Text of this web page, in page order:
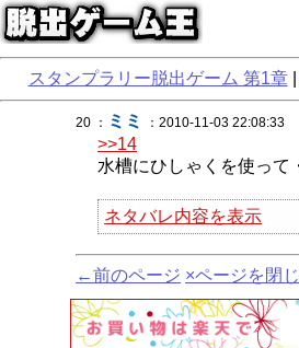
スタンプラリー脱出ゲーム 第1章|
20 ： ミミ ：2010-11-03 22:08:33
>>14
水槽にひしゃくを使って
ネタバレ内容を表示
←前のページ ×ページを閉